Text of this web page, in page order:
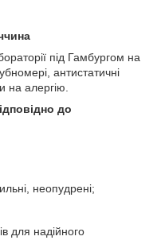
під Гамбургом на
антистатичні
на алергію.
до
неопудрені;
для надійного